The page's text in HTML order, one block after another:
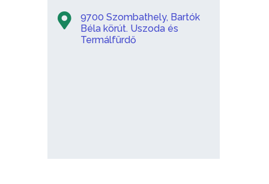
9700 Szombathely, Bartók
Béla körút. Uszoda és
Termálfürdő